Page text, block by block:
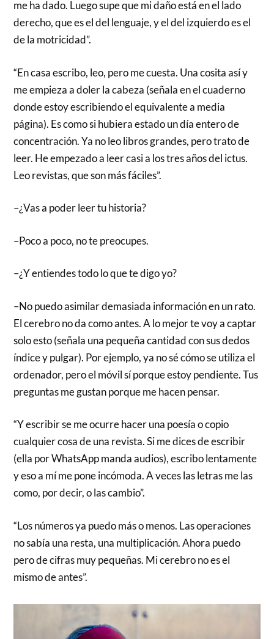
me ha dado. Luego supe que mi daño está en el lado
derecho, que es el del lenguaje, y el del izquierdo es el
de la motricidad”.
“En casa escribo, leo, pero me cuesta. Una cosita así y
me empieza a doler la cabeza (señala en el cuaderno
donde estoy escribiendo el equivalente a media
página). Es como si hubiera estado un día entero de
concentración. Ya no leo libros grandes, pero trato de
leer. He empezado a leer casi a los tres años del ictus.
Leo revistas, que son más fáciles”.
–¿Vas a poder leer tu historia?
–Poco a poco, no te preocupes.
–¿Y entiendes todo lo que te digo yo?
–No puedo asimilar demasiada información en un rato.
El cerebro no da como antes. A lo mejor te voy a captar
solo esto (señala una pequeña cantidad con sus dedos
índice y pulgar). Por ejemplo, ya no sé cómo se utiliza el
ordenador, pero el móvil sí porque estoy pendiente. Tus
preguntas me gustan porque me hacen pensar.
“Y escribir se me ocurre hacer una poesía o copio
cualquier cosa de una revista. Si me dices de escribir
(ella por WhatsApp manda audios), escribo lentamente
y eso a mí me pone incómoda. A veces las letras me las
como, por decir, o las cambio”.
“Los números ya puedo más o menos. Las operaciones
no sabía una resta, una multiplicación. Ahora puedo
pero de cifras muy pequeñas. Mi cerebro no es el
mismo de antes”.